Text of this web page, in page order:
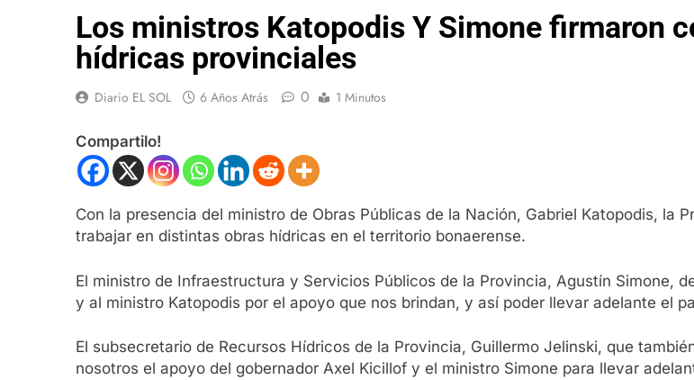
Los ministros Katopodis Y Simone firmaron
hídricas provinciales
Diario EL SOL 6 Años Atrás 0 1 Minutos
Compartilo!
Con la presencia del ministro de Obras Públicas de la Nación, Gabriel Katopodis, la
trabajar en distintas obras hídricas en el territorio bonaerense.
El ministro de Infraestructura y Servicios Públicos de la Provincia, Agustín Simone,
y al ministro Katopodis por el apoyo que nos brindan, y así poder llevar adelante el
El subsecretario de Recursos Hídricos de la Provincia, Guillermo Jelinski, que
nosotros el apoyo del gobernador Axel Kicillof y el ministro Simone para llevar